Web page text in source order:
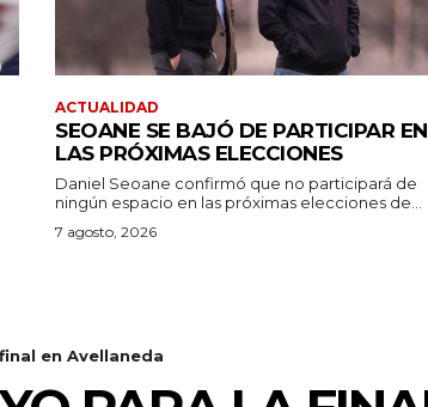
ACTUALIDAD
SEOANE SE BAJÓ DE PARTICIPAR EN
LAS PRÓXIMAS ELECCIONES
Daniel Seoane confirmó que no participará de
ningún espacio en las próximas elecciones de...
7 agosto, 2026